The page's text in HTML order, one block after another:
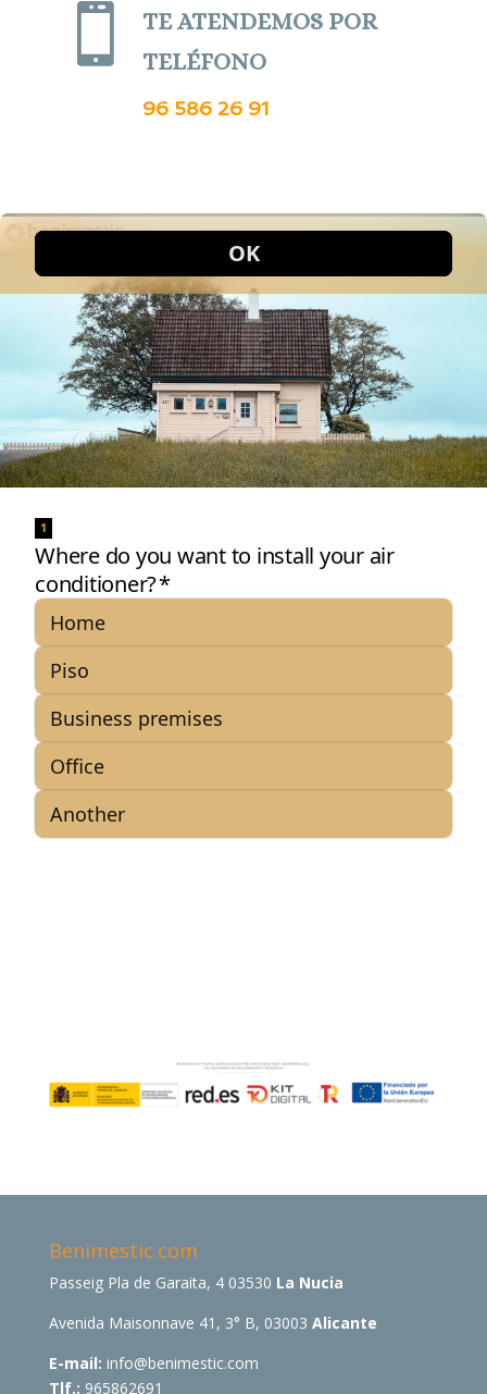

TE ATENDEMOS POR
TELÉFONO
96 586 26 91
Benimestic.com
Passeig Pla de Garaita, 4 03530 La Nucia
Avenida Maisonnave 41, 3° B, 03003 Alicante
E-mail: info@benimestic.com
Tlf.: 965862691